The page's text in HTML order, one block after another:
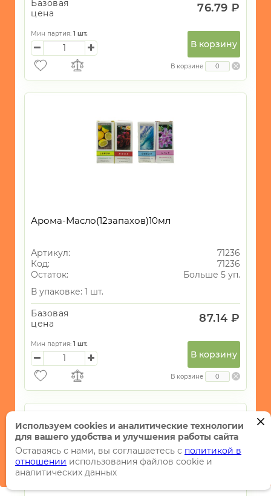
Базовая
цена
76.79 ₽
Мин партия: 1 шт.
В корзину
В корзине
Арома-Масло(12запахов)10мл
Артикул:
71236
Код:
71236
Остаток:
Больше 5 уп.
В упаковке: 1 шт.
Базовая
цена
87.14 ₽
Мин партия: 1 шт.
В корзину
В корзине
Используем cookies и аналитические технологии
для вашего удобства и улучшения работы сайта
Оставаясь с нами, вы соглашаетесь с политикой в
отношении использования файлов cookie и
аналитических данных